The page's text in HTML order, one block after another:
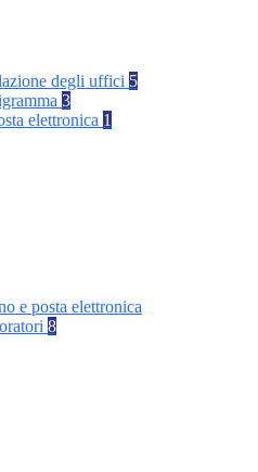
degli uffici 5
3
elettronica 1
e posta elettronica
8